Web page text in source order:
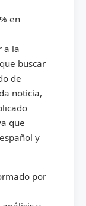
en
a la
buscar
de
noticia,
que
y
por